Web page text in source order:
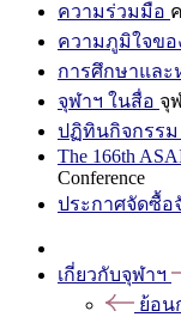
ความร่วมมือ
ความภูมิใจขอ
การศึกษาและ
จุฬาฯ ในสื่อ จุ
ปฏิทินกิจกรรม
The 166th
Conference
ประกาศจัดซื้อ
เกี่ยวกับจุฬาฯ
ย้อน